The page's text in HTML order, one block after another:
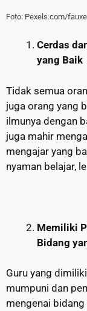
Foto: Pexels.com/
Cerdas
yang Baik
Tidak semua
juga orang yang
ilmunya dengan
juga mahir
mengajar yang
nyaman belajar,
Memiliki
Bidang
Guru yang
mumpuni dan
mengenai